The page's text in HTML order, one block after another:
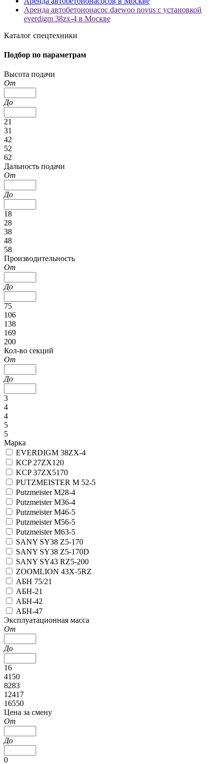
Аренда автобетононасос daewoo novus с установкой
everdigm 38zx-4 в Москве
Каталог спецтехники
Подбор по параметрам
Высота подачи
От
До
21
31
42
52
62
Дальность подачи
От
До
18
28
38
48
58
Производительность
От
До
75
106
138
169
200
Кол-во секций
От
До
3
4
4
5
5
Марка
EVERDIGM 38ZX-4
KCP 27ZX120
KCP 37ZX5170
PUTZMEISTER M 52-5
Putzmeister M28-4
Putzmeister M36-4
Putzmeister M46-5
Putzmeister M56-5
Putzmeister M63-5
SANY SY38 Z5-170
SANY SY38 Z5-170D
SANY SY43 RZ5-200
ZOOMLION 43X-5RZ
АБН 75/21
АБН-21
АБН-42
АБН-47
Эксплуатационная масса
От
До
16
4150
8283
12417
16550
Цена за смену
От
До
0